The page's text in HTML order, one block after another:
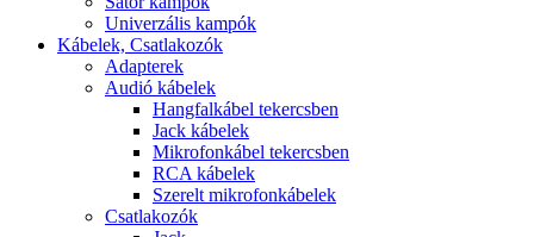
Univerzális kampók
Kábelek, Csatlakozók
Adapterek
Audió kábelek
Hangfalkábel tekercsben
Jack kábelek
Mikrofonkábel tekercsben
RCA kábelek
Szerelt mikrofonkábelek
Csatlakozók